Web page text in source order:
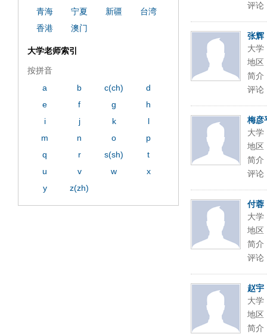
评论
张辉
大学
地区
简介
评论
梅彦
大学
地区
简介
评论
付蓉
大学
地区
简介
评论
赵宇
大学
地区
简介
青海
宁夏 新疆
台湾
香港
澳门
大学老师索引
按拼音
a
b c(ch)
d
e
f g
h
i
j k
l
m
n o
p
q
r s(sh)
t
u
v w
x
y
z(zh)